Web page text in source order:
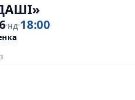
НД 18:00